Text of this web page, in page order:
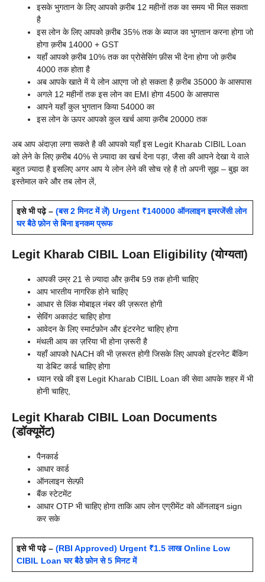
इसके भुगतान के लिए आपको क़रीब 12 महीनों तक का समय भी मिल सकता
है
इस लोन के लिए आपको क़रीब 35% तक के ब्याज का भुगतान करना होगा जो
होगा क़रीब 14000 + GST
यहाँ आपको क़रीब 10% तक का प्रोसेसिंग फ़ीस भी देना होगा जो क़रीब
4000 तक होता है
अब आपके खाते में ये लोन आएगा जो हो सकता है क़रीब 35000 के आसपास
अगले 12 महीनों तक इस लोन का EMI होगा 4500 के आसपास
आपने यहाँ कुल भुगतान किया 54000 का
इस लोन के ऊपर आपको कुल खर्च आया क़रीब 20000 तक
अब आप अंदाज़ा लगा सकते है की आपको यहाँ इस Legit Kharab CIBIL Loan
को लेने के लिए क़रीब 40% से ज़्यादा का खर्च देना पड़ा, जैसा की आपने देखा ये वाले
बहुत ज़्यादा है इसलिए अगर आप ये लोन लेने की सोच रहे है तो अपनी सूझ – बुझ का
इस्तेमाल करे और तब लोन लें,
इसे भी पढ़े – (बस 2 मिनट में लें) Urgent ₹140000 ऑनलाइन इमरजेंसी लोन
घर बैठे फ़ोन से बिना इनकम प्रूफ
Legit Kharab CIBIL Loan Eligibility (योग्यता)
आपकी उम्र 21 से ज़्यादा और क़रीब 59 तक होनी चाहिए
आप भारतीय नागरिक होने चाहिए
आधार से लिंक मोबाइल नंबर की ज़रूरत होगी
सेविंग अकाउंट चाहिए होगा
आवेदन के लिए स्मार्टफ़ोन और इंटरनेट चाहिए होगा
मंथली आय का ज़रिया भी होना ज़रूरी है
यहाँ आपको NACH की भी ज़रूरत होगी जिसके लिए आपको इंटरनेट बैंकिंग
या डेबिट कार्ड चाहिए होगा
ध्यान रखे की इस Legit Kharab CIBIL Loan की सेवा आपके शहर में भी
होनी चाहिए,
Legit Kharab CIBIL Loan Documents
(डॉक्यूमेंट)
पैनकार्ड
आधार कार्ड
ऑनलाइन सेल्फ़ी
बैंक स्टेटमेंट
आधार OTP भी चाहिए होगा ताकि आप लोन एग्रीमेंट को ऑनलाइन sign
कर सके
इसे भी पढ़े – (RBI Approved) Urgent ₹1.5 लाख Online Low
CIBIL Loan घर बैठे फ़ोन से 5 मिनट में